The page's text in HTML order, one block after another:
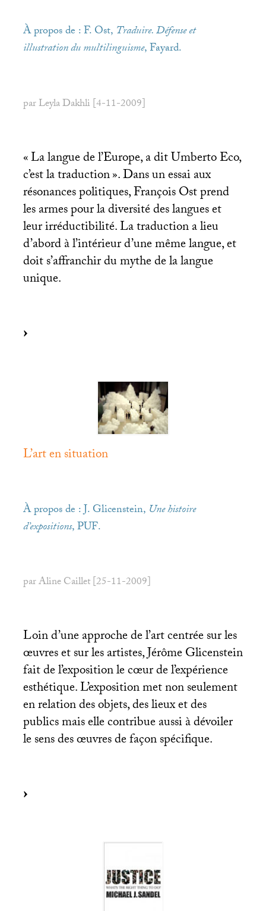
À propos de : F. Ost, Traduire. Défense et
illustration du multilinguisme, Fayard.
par Leyla Dakhli [4-11-2009]
«La langue de l’Europe, a dit Umberto Eco,
c’est la traduction». Dans un essai aux
résonances politiques, François Ost prend
les armes pour la diversité des langues et
leur irréductibilité. La traduction a lieu
d’abord à l’intérieur d’une même langue, et
doit s’affranchir du mythe de la langue
unique.
L’art en situation
À propos de : J. Glicenstein, Une histoire
d’expositions,PUF.
par Aline Caillet [25-11-2009]
Loin d’une approche de l’art centrée sur les
œuvres et sur les artistes, Jérôme Glicenstein
fait de l’exposition le cœur de l’expérience
esthétique. L’exposition met non seulement
en relation des objets, des lieux et des
publics mais elle contribue aussi à dévoiler
le sens des œuvres de façon spécifique.